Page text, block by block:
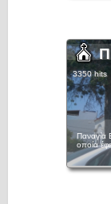
3350 hits
Παναγία
οποία